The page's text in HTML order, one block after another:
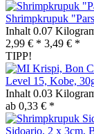
Shrimpkrupuk
Inhalt 0.07
2,99 € * 3,49 € *
TIPP!
Level 15, Kobe,
Inhalt 0.03
ab 0,33 € *
Sidoarjo, 2 x 3cm,